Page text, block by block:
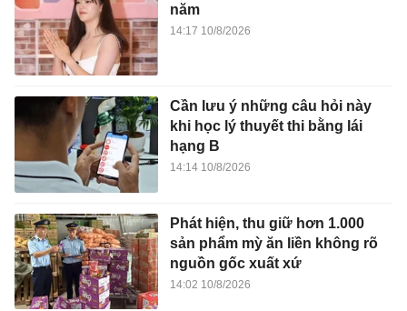
năm
14:17 10/8/2026
Cần lưu ý những câu hỏi này
khi học lý thuyết thi bằng lái
hạng B
14:14 10/8/2026
Phát hiện, thu giữ hơn 1.000
sản phẩm mỳ ăn liền không rõ
nguồn gốc xuất xứ
14:02 10/8/2026